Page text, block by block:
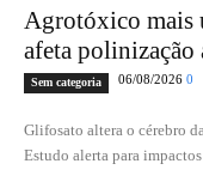
Agrotóxico mais
afeta polinização
Sem categoria 06/08/2026 0
Glifosato altera o cérebro
Estudo alerta para